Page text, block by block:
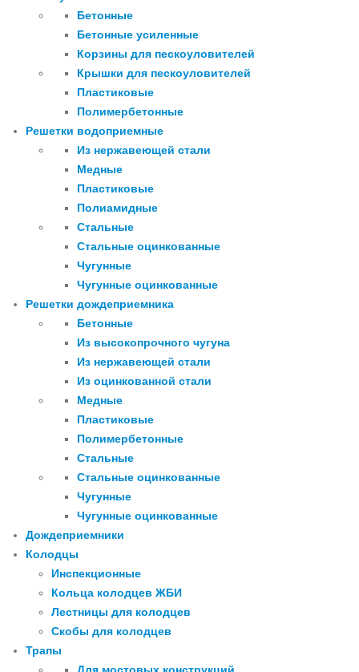
Бетонные
Бетонные усиленные
Корзины для пескоуловителей
Крышки для пескоуловителей
Пластиковые
Полимербетонные
Решетки водоприемные
Из нержавеющей стали
Медные
Пластиковые
Полиамидные
Стальные
Стальные оцинкованные
Чугунные
Чугунные оцинкованные
Решетки дождеприемника
Бетонные
Из высокопрочного чугуна
Из нержавеющей стали
Из оцинкованной стали
Медные
Пластиковые
Полимербетонные
Стальные
Стальные оцинкованные
Чугунные
Чугунные оцинкованные
Дождеприемники
Колодцы
Инспекционные
Кольца колодцев ЖБИ
Лестницы для колодцев
Скобы для колодцев
Трапы